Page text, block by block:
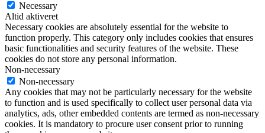
Necessary
Altid aktiveret
Necessary cookies are absolutely essential for the website to
function properly. This category only includes cookies that ensures
basic functionalities and security features of the website. These
cookies do not store any personal information.
Non-necessary
Non-necessary
Any cookies that may not be particularly necessary for the website
to function and is used specifically to collect user personal data via
analytics, ads, other embedded contents are termed as non-necessary
cookies. It is mandatory to procure user consent prior to running